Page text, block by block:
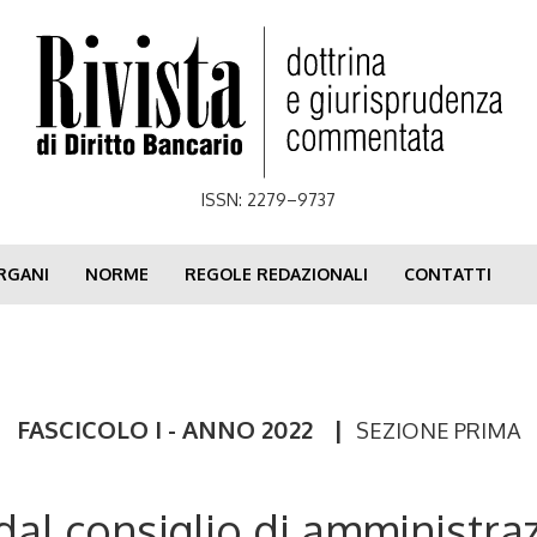
ISSN: 2279–9737
NORME REGOLE REDAZIONALI CONTATTI
FASCICOLO I - ANNO 2022 | SEZIONE PRIMA